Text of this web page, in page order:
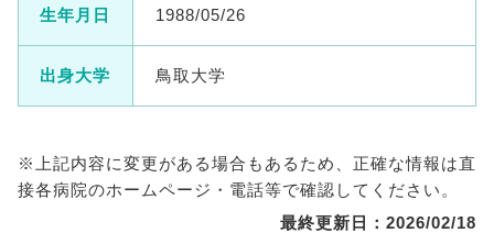
生年月日 1988/05/26
出身大学 鳥取大学
※上記内容に変更がある場合もあるため、正確な情報は直
接各病院のホームページ・電話等で確認してください。
最終更新日：2026/02/18